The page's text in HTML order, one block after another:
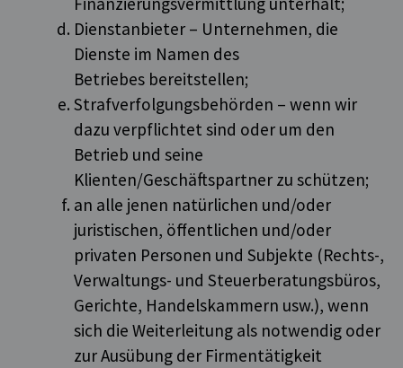
Dienstanbieter – Unternehmen, die
Dienste im Namen des
Betriebes bereitstellen;
Strafverfolgungsbehörden – wenn wir
dazu verpflichtet sind oder um den
Betrieb und seine
Klienten/Geschäftspartner zu schützen;
an alle jenen natürlichen und/oder
juristischen, öffentlichen und/oder
privaten Personen und Subjekte (Rechts-,
Verwaltungs- und Steuerberatungsbüros,
Gerichte, Handelskammern usw.), wenn
sich die Weiterleitung als notwendig oder
zur Ausübung der Firmentätigkeit